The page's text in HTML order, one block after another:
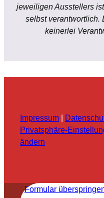
jeweiligen Ausstellers
selbst verantwortlich.
keinerlei
Impressum
Privatsphäre-
ändern
Formular